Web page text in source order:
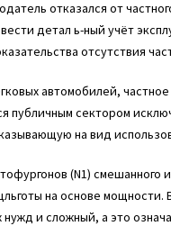
отказался от
детал ь-ный учёт
отсутствия
автомобилей,
публичным сектором
на вид
(N1)
на основе
нужд и сложный, а это